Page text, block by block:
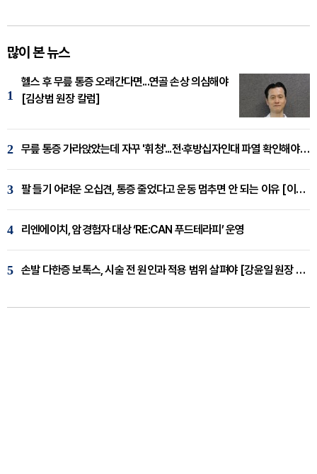
많이 본 뉴스
1
헬스 후 무릎 통증 오래간다면...연골 손상 의심해야
[김상범 원장 칼럼]
2 무릎 통증 가라앉았는데 자꾸 '휘청'...전·후방십자인대 파열 확인해야 [곽우경 원장 칼럼]
3 팔 들기 어려운 오십견, 통증 줄었다고 운동 멈추면 안 되는 이유 [이병욱 원장 칼럼]
4 리엔에이치, 암경험자 대상 ‘RE:CAN 푸드테라피’ 운영
5 손발 다한증 보톡스, 시술 전 원인과 적용 범위 살펴야 [강윤일 원장 칼럼]